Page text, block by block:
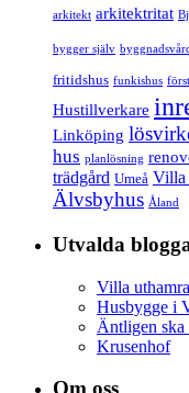
arkitekt arkitektritat
bygger själv
fritidshus funkishus
Hustillverkare
Linköping
hus planlösning
trädgård Umeå Villa
Älvsbyhus Åland
Utvalda
Villa uthamra
Husbygge i
Äntligen
Krusenhof